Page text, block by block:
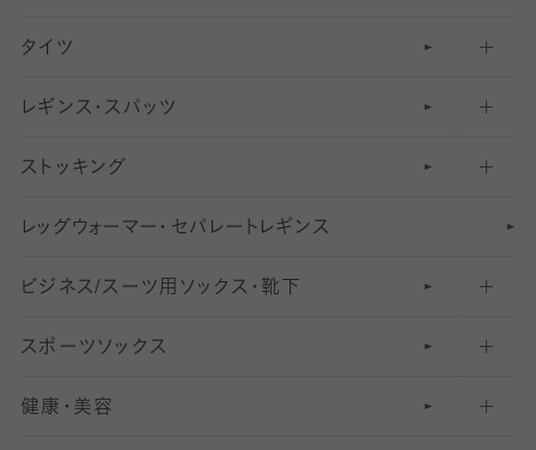
無地・プレーンソックス・靴下
柄ソックス・靴下
スニーカー（くるぶし）用ソックス
アンクル・ショートソックス（くるぶし上）
クルーソックス（ふくらはぎ下）
ハイソックス
オーバーニー・ニーハイソックス
フットカバー・カバーソックス（ふつう）
フットカバー・カバーソックス（浅め）
タイツ
30デニール以下のタイツ（薄手タイツ）
31〜40デニールタイツ
41〜60デニールタイツ
61〜80デニールタイツ
81 〜110デニールタイツ
111〜210デニールタイツ
レギンス・スパッツ
柄レギンス
無地レギンス
レギンスパンツ（レギパン）
マタニティレギンス
5 分丈
ストッキング
伝線しにくいストッキング
ショートストッキング
結婚式用ストッキング
美脚ストッキング
レッ グ ウォー マー ・ セパレー ト レ ギンス
ビジネス/スーツ用 ソックス・靴下
匠シリーズ
フレッシャーズ向けソックス・靴下
スポーツソックス
ランニングソックス・靴下
健康・美容